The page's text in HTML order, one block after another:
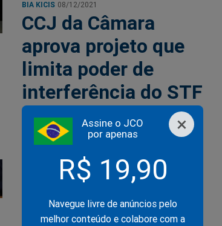
×
Assine o JCO
por apenas
R$ 19,90
Navegue livre de anúncios pelo
melhor conteúdo e colabore com a
BIA KICIS 08/12/2021
CCJ da Câmara
aprova projeto que
limita poder de
interferência do STF
sobre leis aprovadas
pelo Congresso
(veja o vídeo)